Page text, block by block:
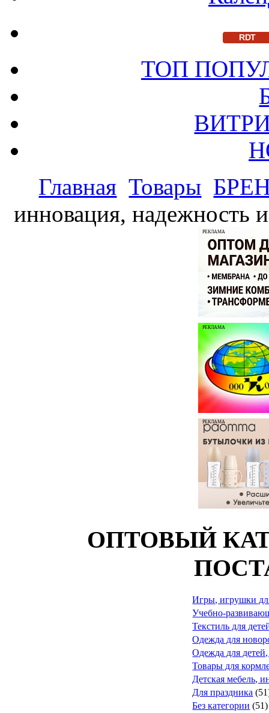
RDT
ТОП
Главная Товары
инновация, надежность
РЕКЛАМА
РЕКЛАМА
РЕКЛАМА
ОПТОВЫЙ
Игры, игрушки
Учебно-
Текстиль для
Одежда для
Одежда для
Товары для
Детская мебель,
Для праздника
Без категории (51)